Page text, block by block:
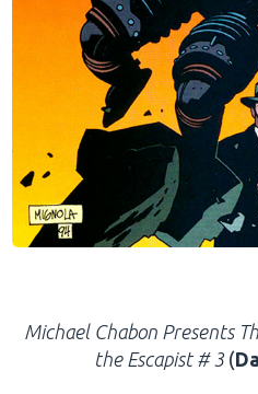
Michael Chabon Presents
the Escapist # 3(